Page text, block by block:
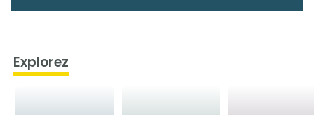
Explorez